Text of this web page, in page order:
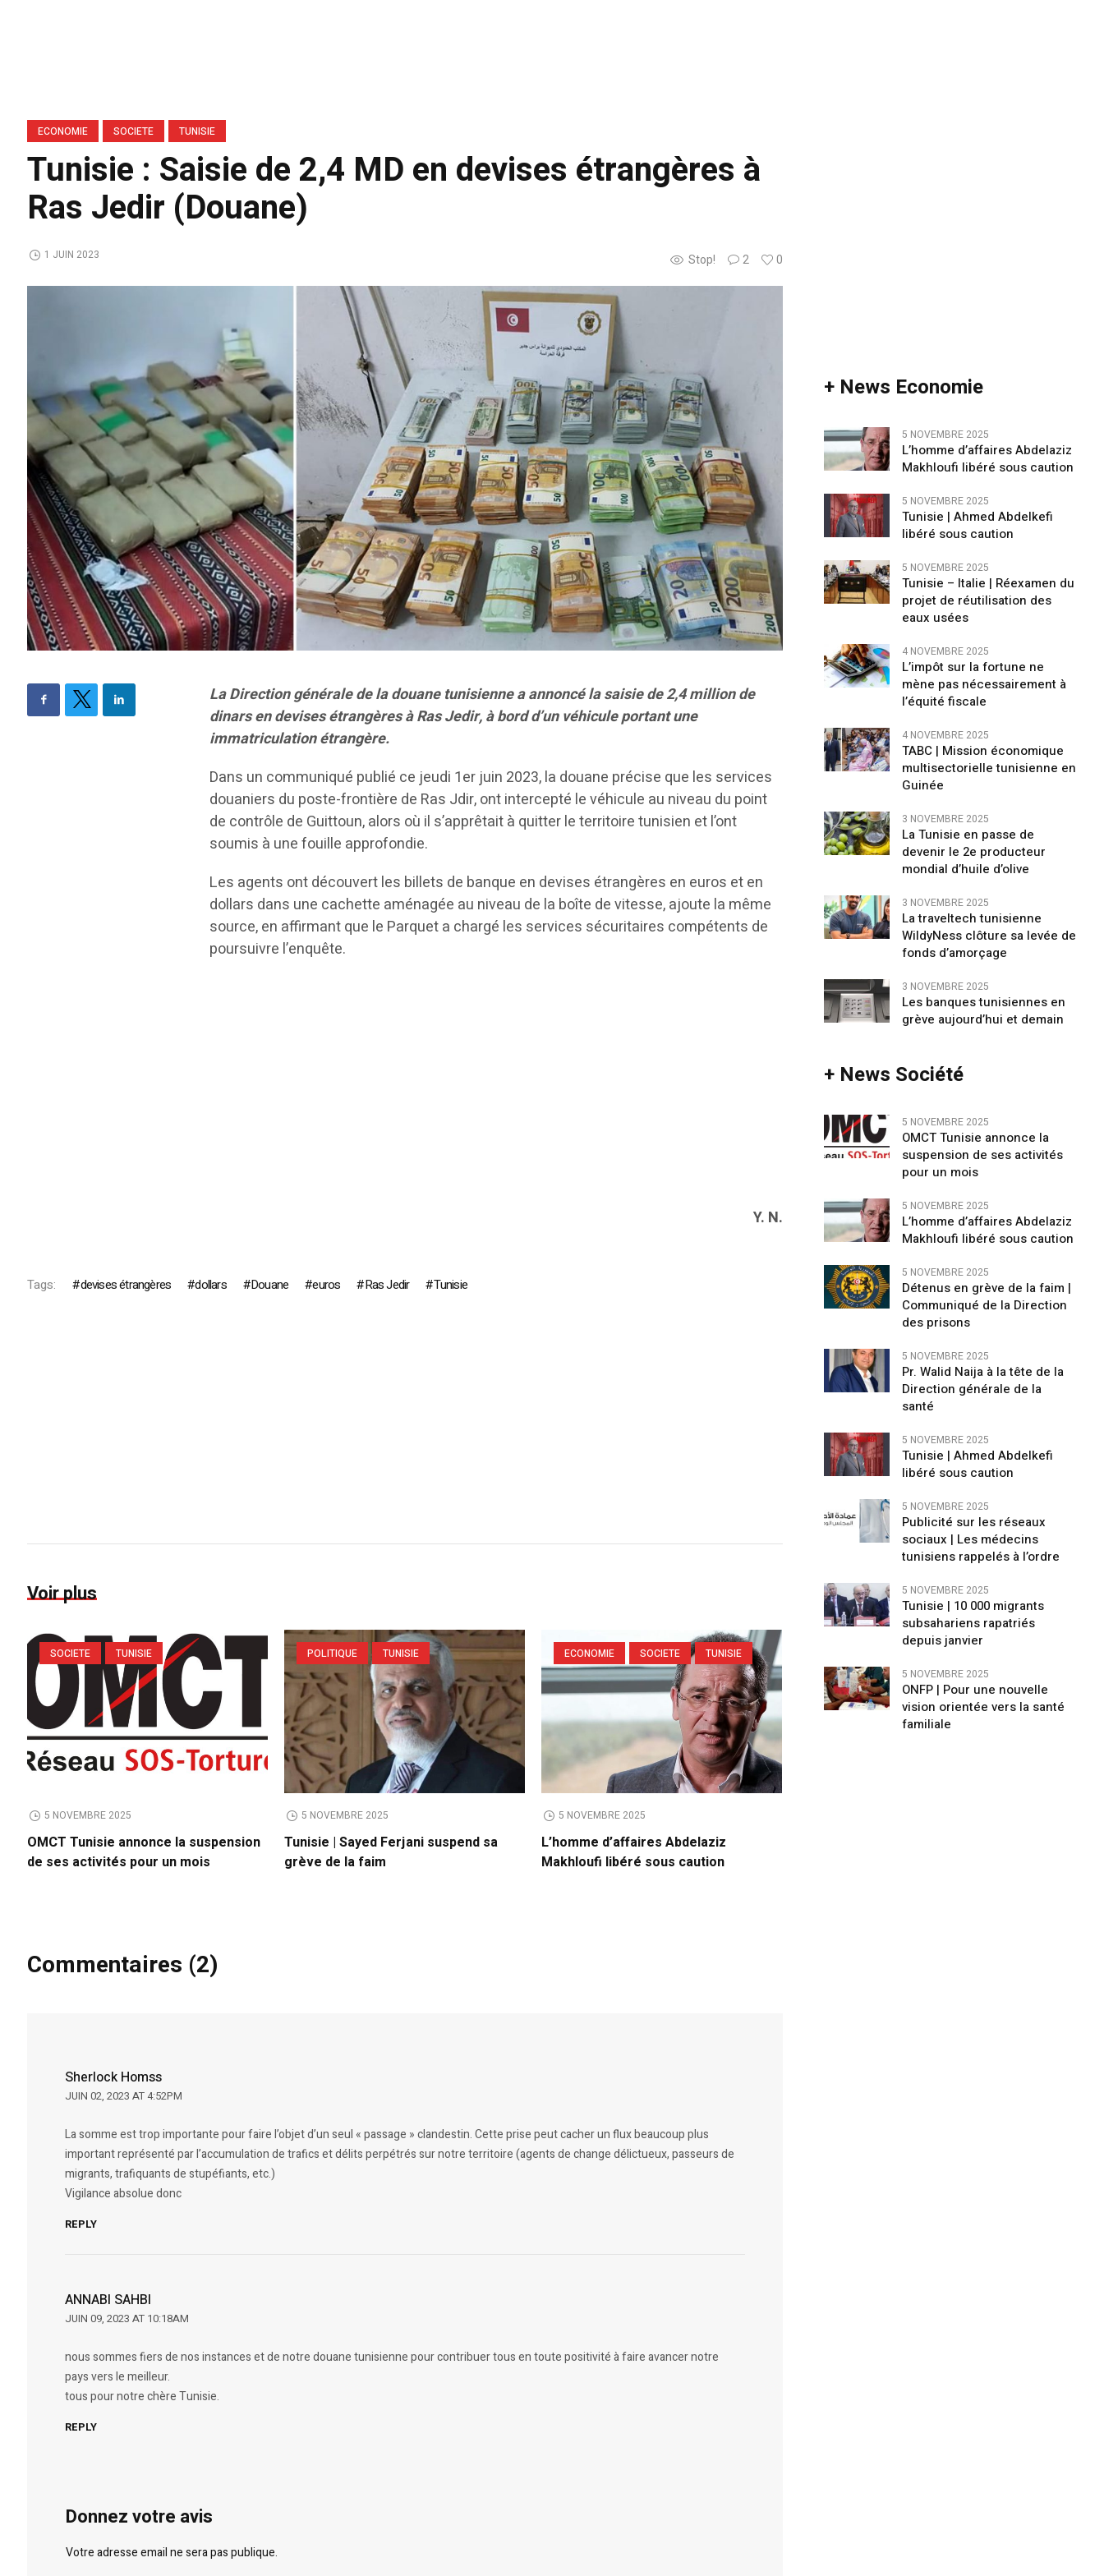
ECONOMIE SOCIETE TUNISIE
Tunisie : Saisie de 2,4 MD en devises étrangères à
Ras Jedir (Douane)
Stop! 2 0
1 JUIN 2023
La Direction générale de la douane tunisienne a annoncé la saisie de 2,4 million de
dinars en devises étrangères à Ras Jedir, à bord d’un véhicule portant une
immatriculation étrangère.
Dans un communiqué publié ce jeudi 1er juin 2023, la douane précise que les services
douaniers du poste-frontière de Ras Jdir, ont intercepté le véhicule au niveau du point
de contrôle de Guittoun, alors où il s’apprêtait à quitter le territoire tunisien et l’ont
soumis à une fouille approfondie.
Les agents ont découvert les billets de banque en devises étrangères en euros et en
dollars dans une cachette aménagée au niveau de la boîte de vitesse, ajoute la même
source, en affirmant que le Parquet a chargé les services sécuritaires compétents de
poursuivre l’enquête.
Y. N.
Tags: devises étrangères dollars Douane euros Ras Jedir Tunisie
Voir plus
SOCIETE TUNISIE
5 NOVEMBRE 2025
OMCT Tunisie annonce la suspension
de ses activités pour un mois
POLITIQUE TUNISIE
5 NOVEMBRE 2025
Tunisie | Sayed Ferjani suspend sa
grève de la faim
ECONOMIE SOCIETE TUNISIE
5 NOVEMBRE 2025
L’homme d’affaires Abdelaziz
Makhloufi libéré sous caution
Commentaires (2)
Sherlock Homss
JUIN 02, 2023 AT 4:52PM
La somme est trop importante pour faire l’objet d’un seul « passage » clandestin. Cette prise peut cacher un flux beaucoup plus
important représenté par l’accumulation de trafics et délits perpétrés sur notre territoire (agents de change délictueux, passeurs de
migrants, trafiquants de stupéfiants, etc.)
Vigilance absolue donc
REPLY
ANNABI SAHBI
JUIN 09, 2023 AT 10:18AM
nous sommes fiers de nos instances et de notre douane tunisienne pour contribuer tous en toute positivité à faire avancer notre
pays vers le meilleur.
tous pour notre chère Tunisie.
REPLY
Donnez votre avis
Votre adresse email ne sera pas publique.
+ News Economie
5 NOVEMBRE 2025
L’homme d’affaires Abdelaziz
Makhloufi libéré sous caution
5 NOVEMBRE 2025
Tunisie | Ahmed Abdelkefi
libéré sous caution
5 NOVEMBRE 2025
Tunisie – Italie | Réexamen du
projet de réutilisation des
eaux usées
4 NOVEMBRE 2025
L’impôt sur la fortune ne
mène pas nécessairement à
l’équité fiscale
4 NOVEMBRE 2025
TABC | Mission économique
multisectorielle tunisienne en
Guinée
3 NOVEMBRE 2025
La Tunisie en passe de
devenir le 2e producteur
mondial d’huile d’olive
3 NOVEMBRE 2025
La traveltech tunisienne
WildyNess clôture sa levée de
fonds d’amorçage
3 NOVEMBRE 2025
Les banques tunisiennes en
grève aujourd’hui et demain
+ News Société
5 NOVEMBRE 2025
OMCT Tunisie annonce la
suspension de ses activités
pour un mois
5 NOVEMBRE 2025
L’homme d’affaires Abdelaziz
Makhloufi libéré sous caution
5 NOVEMBRE 2025
Détenus en grève de la faim |
Communiqué de la Direction
des prisons
5 NOVEMBRE 2025
Pr. Walid Naija à la tête de la
Direction générale de la
santé
5 NOVEMBRE 2025
Tunisie | Ahmed Abdelkefi
libéré sous caution
5 NOVEMBRE 2025
Publicité sur les réseaux
sociaux | Les médecins
tunisiens rappelés à l’ordre
5 NOVEMBRE 2025
Tunisie | 10 000 migrants
subsahariens rapatriés
depuis janvier
5 NOVEMBRE 2025
ONFP | Pour une nouvelle
vision orientée vers la santé
familiale